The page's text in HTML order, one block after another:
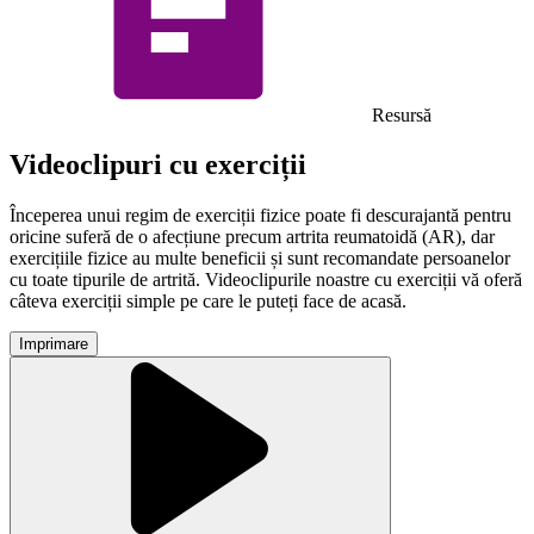
Resursă
Videoclipuri cu exerciții
Începerea unui regim de exerciții fizice poate fi descurajantă pentru
oricine suferă de o afecțiune precum artrita reumatoidă (AR), dar
exercițiile fizice au multe beneficii și sunt recomandate persoanelor
cu toate tipurile de artrită. Videoclipurile noastre cu exerciții vă oferă
câteva exerciții simple pe care le puteți face de acasă.
Imprimare